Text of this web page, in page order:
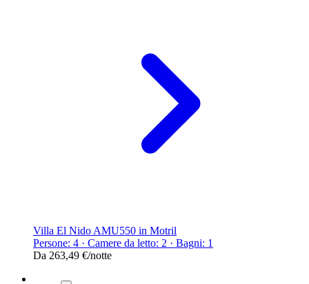
Villa El Nido AMU550 in Motril
Persone: 4 · Camere da letto: 2 · Bagni: 1
Da 263,49 €/notte